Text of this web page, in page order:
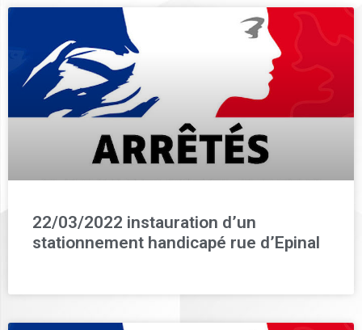
22/03/2022 instauration d’un
stationnement handicapé rue d’Epinal